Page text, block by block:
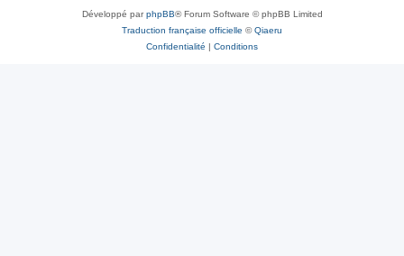
Développé parphpBB® Forum Software © phpBB Limited
Traduction française officielle ©Qiaeru
Confidentialité | Conditions